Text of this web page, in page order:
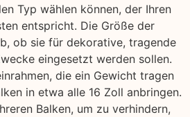
Typ wählen können, der Ihren
entspricht. Die Größe der
ob sie für dekorative, tragende
eingesetzt werden sollen.
die ein Gewicht tragen
in etwa alle 16 Zoll anbringen.
Balken, um zu verhindern,